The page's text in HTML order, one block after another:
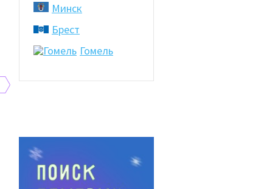
Минск
Брест
Гомель